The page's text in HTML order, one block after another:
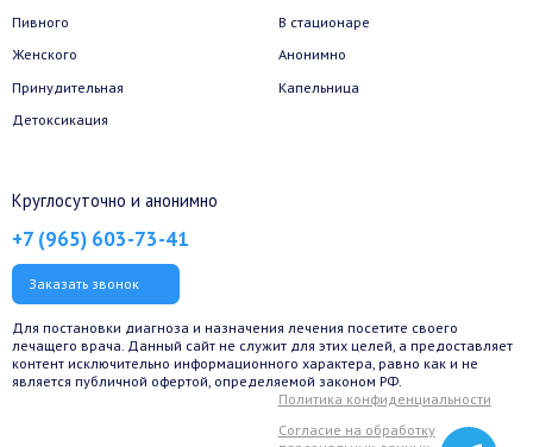
Пивного
Женского
Принудительная
Детоксикация
В стационаре
Анонимно
Капельница
Круглосуточно и анонимно
+7 (965) 603-73-41
Заказать звонок
Для постановки диагноза и назначения лечения посетите своего
лечащего врача. Данный сайт не служит для этих целей, а предоставляет
контент исключительно информационного характера, равно как и не
является публичной офертой, определяемой законом РФ.
Политика конфиденциальности
Согласие на обработку